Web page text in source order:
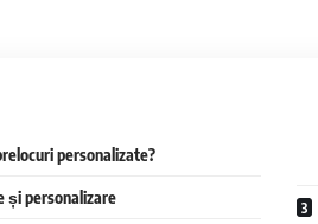
personalizate?
și personalizare